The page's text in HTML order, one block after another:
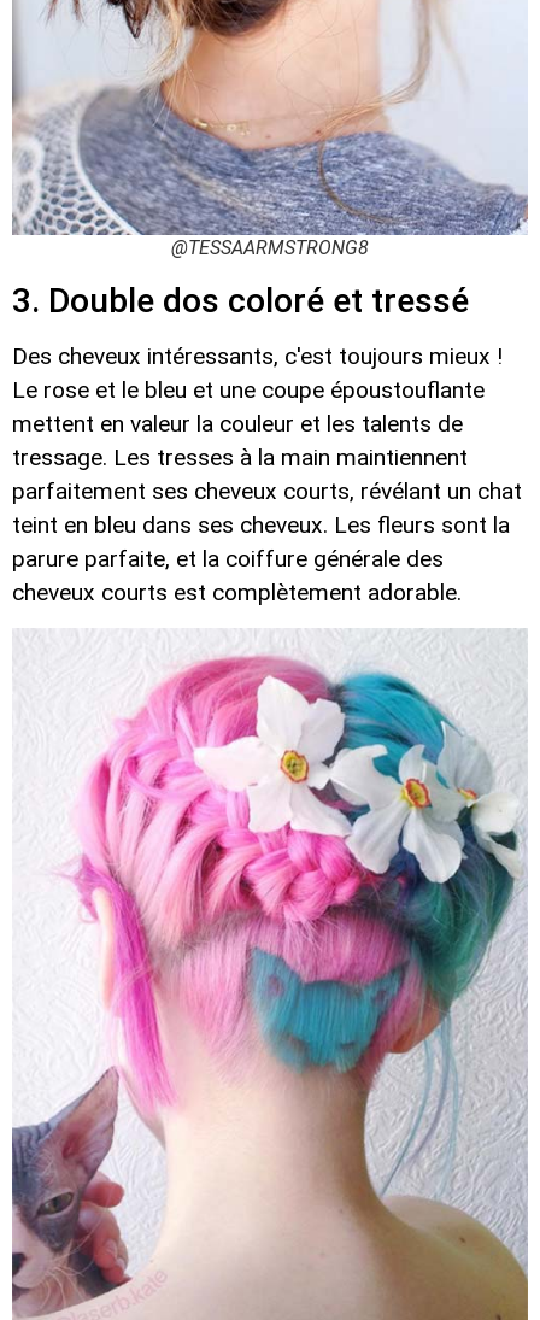
@TESSAARMSTRONG8
3. Double dos coloré et tressé
Des cheveux intéressants, c'est toujours mieux !
Le rose et le bleu et une coupe époustouflante
mettent en valeur la couleur et les talents de
tressage. Les tresses à la main maintiennent
parfaitement ses cheveux courts, révélant un chat
teint en bleu dans ses cheveux. Les fleurs sont la
parure parfaite, et la coiffure générale des
cheveux courts est complètement adorable.